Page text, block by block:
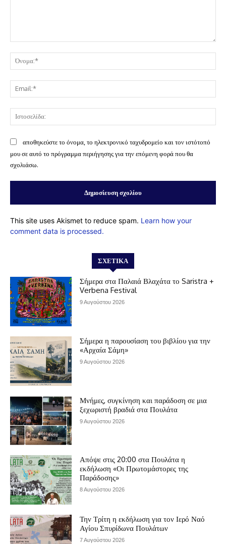
αποθηκεύστε το όνομα, το ηλεκτρονικό ταχυδρομείο και τον ιστότοπό
μου σε αυτό το πρόγραμμα περιήγησης για την επόμενη φορά που θα
σχολιάσω.
This site uses Akismet to reduce spam. Learn how your
comment data is processed.
ΣΧΕΤΙΚΆ
Σήμερα στα Παλαιά Βλαχάτα το Saristra +
Verbena Festival
9 Αυγούστου 2026
Σήμερα η παρουσίαση του βιβλίου για την
«Αρχαία Σάμη»
9 Αυγούστου 2026
Μνήμες, συγκίνηση και παράδοση σε μια
ξεχωριστή βραδιά στα Πουλάτα
9 Αυγούστου 2026
Απόψε στις 20:00 στα Πουλάτα η
εκδήλωση «Οι Πρωτομάστορες της
Παράδοσης»
8 Αυγούστου 2026
Την Τρίτη η εκδήλωση για τον Ιερό Ναό
Αγίου Σπυρίδωνα Πουλάτων
7 Αυγούστου 2026